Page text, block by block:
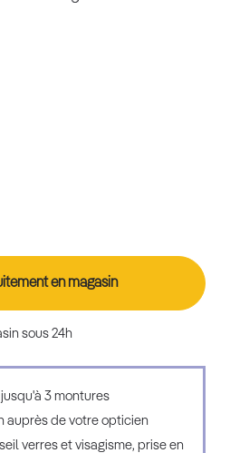
en magasin
sous 24h
3 montures
auprès de votre opticien
verres et visagisme, prise en